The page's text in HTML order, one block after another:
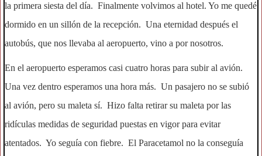
la primera siesta del día. Finalmente volvimos al hotel. Yo me quedé
dormido en un sillón de la recepción. Una eternidad después el
autobús, que nos llevaba al aeropuerto, vino a por nosotros.
En el aeropuerto esperamos casi cuatro horas para subir al avión.
Una vez dentro esperamos una hora más. Un pasajero no se subió
al avión, pero su maleta sí. Hizo falta retirar su maleta por las
ridículas medidas de seguridad puestas en vigor para evitar
atentados. Yo seguía con fiebre. El Paracetamol no la conseguía